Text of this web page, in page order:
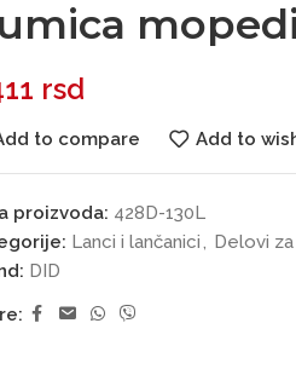
mopedi
rsd
to compare Add to
proizvoda: 428D-130L
Lanci i lančanici, Delovi
DID